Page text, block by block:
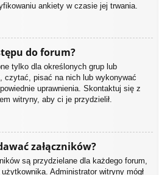
ankiety w czasie jej trwania.
do forum?
tylko dla określonych grup lub
czytać, pisać na nich lub wykonywać
uprawnienia. Skontaktuj się z
witryny, aby ci je przydzielił.
załączników?
są przydzielane dla każdego forum,
Administrator witryny mógł